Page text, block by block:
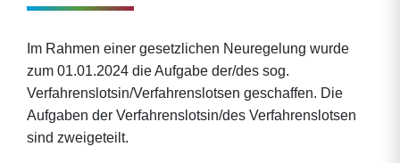
Im Rahmen einer gesetzlichen Neuregelung wurde
zum 01.01.2024 die Aufgabe der/des sog.
Verfahrenslotsin/Verfahrenslotsen geschaffen. Die
Aufgaben der Verfahrenslotsin/des Verfahrenslotsen
sind zweigeteilt.